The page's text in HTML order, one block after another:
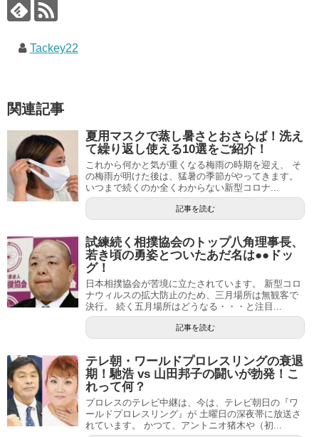
Tackey22
関連記事
夏用マスクで蒸し暑さとおさらば！洗え
て繰り返し使える10選をご紹介！
これから何かと気が重くなる梅雨の時期を迎え、 そ
の梅雨が明けた後は、猛暑の季節がやってきます。
いつまで続くのか全くわからない新型コロナ...
記事を読む
試練続く相撲協会のトップ八角理事長、
若き頃の勇姿とついたあだ名は●●ドッ
グ！
日本相撲協会が苦境に立たされています。 新型コロ
ナウィルスの拡大防止のため、三月場所は無観客で
決行。 続く五月場所はどうなる・・・と注目...
記事を読む
テレ朝・ワールドプロレスリングの衰退
期！馳浩 vs 山田邦子の闘いが勃発！こ
れって何？
プロレスのテレビ中継は、今は、テレビ朝日の『ワ
ールドプロレスリング』が 土曜日の深夜帯に放送さ
れています。 かつて、アントニオ猪木や（初...